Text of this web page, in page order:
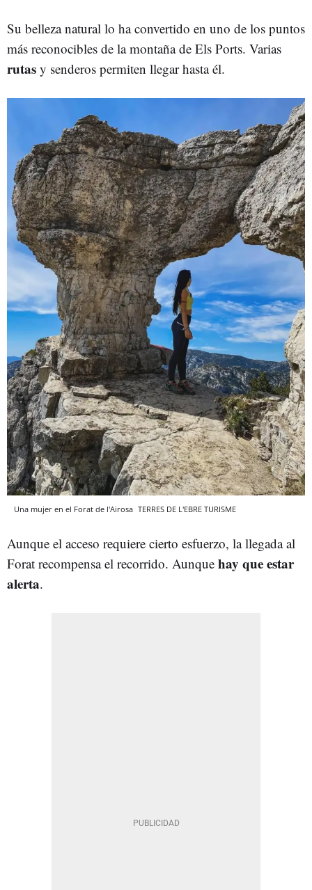
Su belleza natural lo ha convertido en uno de los puntos
más reconocibles de la montaña de Els Ports. Varias
rutas y senderos permiten llegar hasta él.
Una mujer en el Forat de l'Airosa TERRES DE L'EBRE TURISME
Aunque el acceso requiere cierto esfuerzo, la llegada al
Forat recompensa el recorrido. Aunque hay que estar
alerta.